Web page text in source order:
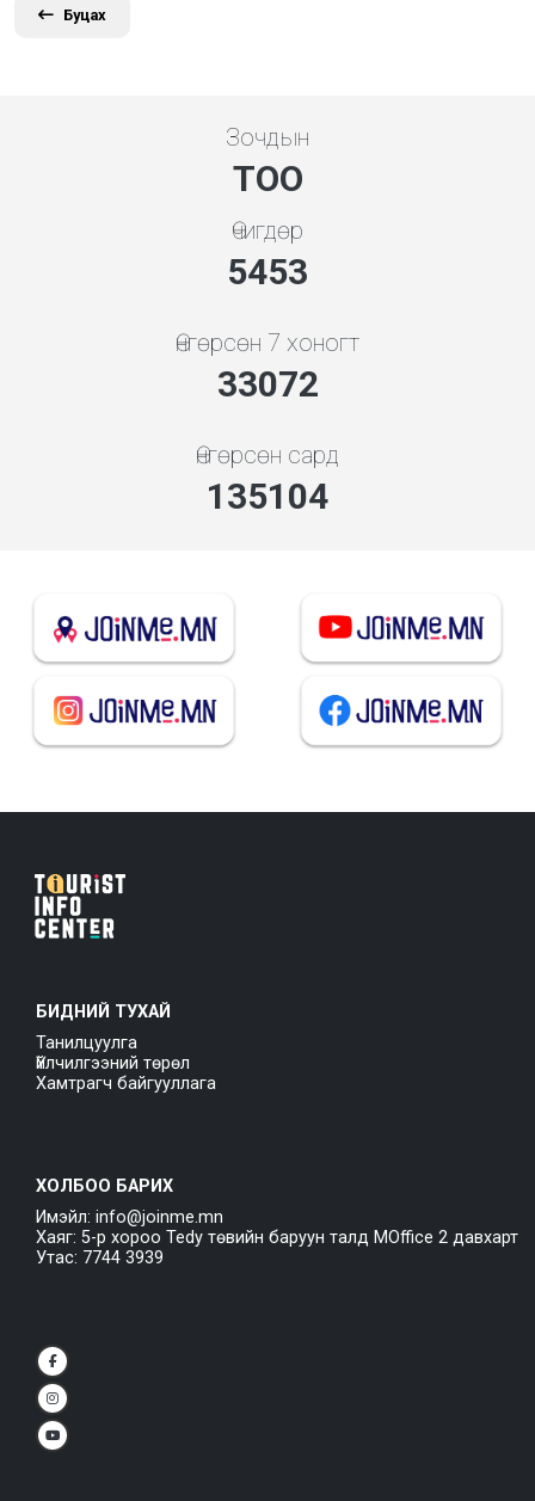
Буцах
Зочдын
ТОО
Өчигдөр
5843
Өнгөрсөн 7 хоногт
35434
Өнгөрсөн сард
144754
БИДНИЙ ТУХАЙ
Танилцуулга
Үйлчилгээний төрөл
Хамтрагч байгууллага
ХОЛБОО БАРИХ
Имэйл: info@joinme.mn
Хаяг: 5-р хороо Tedy төвийн баруун талд MOffice 2 давхарт
Утас: 7744 3939